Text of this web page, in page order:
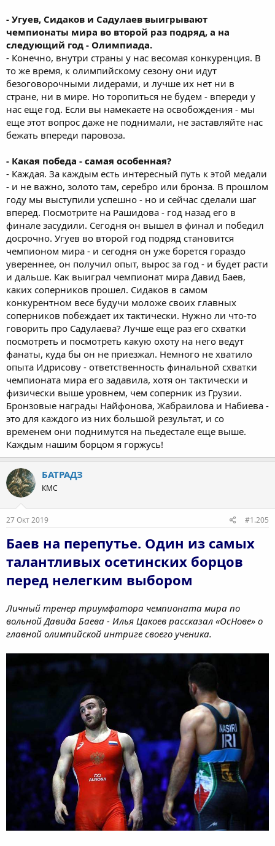
- Угуев, Сидаков и Садулаев выигрывают
чемпионаты мира во второй раз подряд, а на
следующий год - Олимпиада.
- Конечно, внутри страны у нас весомая конкуренция. В
то же время, к олимпийскому сезону они идут
безоговорочными лидерами, и лучше их нет ни в
стране, ни в мире. Но торопиться не будем - впереди у
нас еще год. Если вы намекаете на освобождения - мы
еще этот вопрос даже не поднимали, не заставляйте нас
бежать впереди паровоза.
- Какая победа - самая особенная?
- Каждая. За каждым есть интересный путь к этой медали
- и не важно, золото там, серебро или бронза. В прошлом
году мы выступили успешно - но и сейчас сделали шаг
вперед. Посмотрите на Рашидова - год назад его в
финале засудили. Сегодня он вышел в финал и победил
досрочно. Угуев во второй год подряд становится
чемпионом мира - и сегодня он уже борется гораздо
увереннее, он получил опыт, вырос за год - и будет расти
и дальше. Как выиграл чемпионат мира Давид Баев,
каких соперников прошел. Сидаков в самом
конкурентном весе будучи моложе своих главных
соперников побеждает их тактически. Нужно ли что-то
говорить про Садулаева? Лучше еще раз его схватки
посмотреть и посмотреть какую охоту на него ведут
фанаты, куда бы он не приезжал. Немного не хватило
опыта Идрисову - ответственность финальной схватки
чемпионата мира его задавила, хотя он тактически и
физически выше уровнем, чем соперник из Грузии.
Бронзовые награды Найфонова, Жабраилова и Набиева -
это для каждого из них большой результат, и со
временем они поднимутся на пьедестале еще выше.
Каждым нашим борцом я горжусь!
БАТРАДЗ
КМС
27 Окт 2019 #1.205
Баев на перепутье. Один из самых
талантливых осетинских борцов
перед нелегким выбором
Личный тренер триумфатора чемпионата мира по
вольной Давида Баева - Илья Цакоев рассказал «ОсНове» о
главной олимпийской интриге своего ученика.